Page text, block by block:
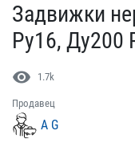
Задвижки
Ру16, Ду200
visibility 1.7k
Продавец
A G